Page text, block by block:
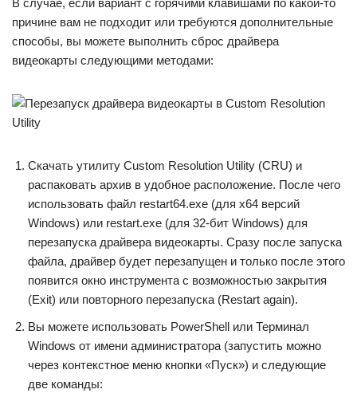
В случае, если вариант с горячими клавишами по какой-то
причине вам не подходит или требуются дополнительные
способы, вы можете выполнить сброс драйвера
видеокарты следующими методами:
Скачать утилиту Custom Resolution Utility (CRU) и
распаковать архив в удобное расположение. После чего
использовать файл restart64.exe (для x64 версий
Windows) или restart.exe (для 32-бит Windows) для
перезапуска драйвера видеокарты. Сразу после запуска
файла, драйвер будет перезапущен и только после этого
появится окно инструмента с возможностью закрытия
(Exit) или повторного перезапуска (Restart again).
Вы можете использовать PowerShell или Терминал
Windows от имени администратора (запустить можно
через контекстное меню кнопки «Пуск») и следующие
две команды: